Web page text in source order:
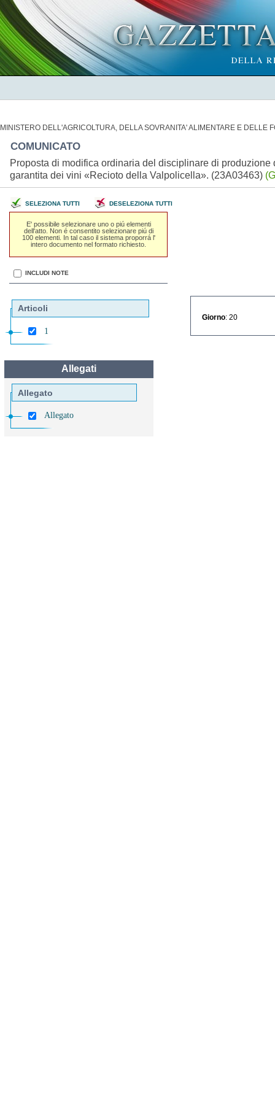
MINISTERO DELL'AGRICOLTURA, DELLA SOVRANITA' ALIMENTARE E DELLE
COMUNICATO
Proposta di modifica ordinaria del disciplinare di
garantita dei vini «Recioto della Valpolicella». (23A03463)
SELEZIONA TUTTI DESELEZIONA TUTTI
E' possibile selezionare uno o piú elementi
dell'atto. Non é consentito selezionare piú di
100 elementi. In tal caso il sistema proporrá l'
intero documento nel formato richiesto.
INCLUDI NOTE
Articoli
1
Allegati
Allegato
Allegato
Giorno : 20